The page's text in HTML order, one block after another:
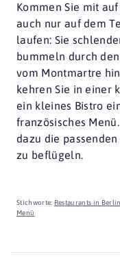
Kommen Sie mit
auch nur auf dem
laufen: Sie
bummeln durch
vom Montmartre
kehren Sie in einer
ein kleines Bistro
französisches
dazu die
zu beflügeln.
Stichworte: Restaurants in Berlin
Menü